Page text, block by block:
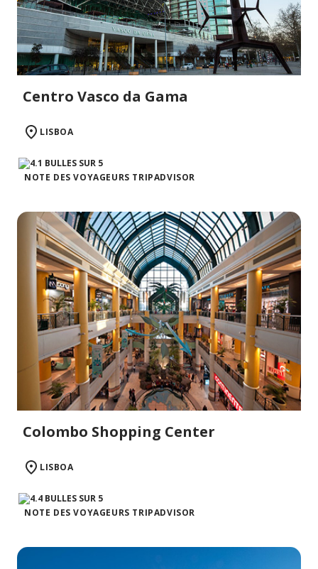
Centro Vasco da Gama
LISBOA
NOTE DES VOYAGEURS TRIPADVISOR
Colombo Shopping Center
LISBOA
NOTE DES VOYAGEURS TRIPADVISOR